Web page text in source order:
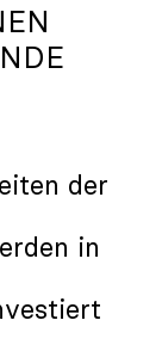
der
in